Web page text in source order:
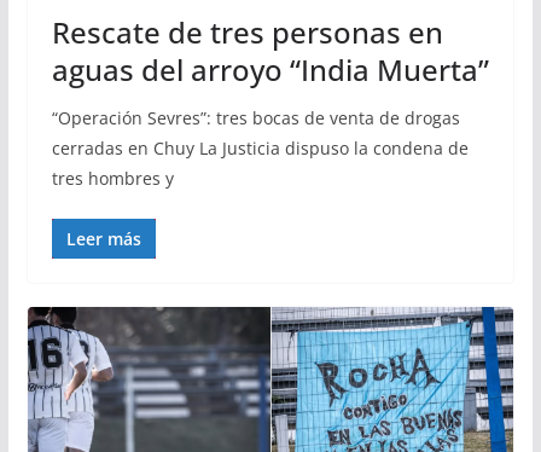
Rescate de tres personas en
aguas del arroyo “India Muerta”
“Operación Sevres”: tres bocas de venta de drogas
cerradas en Chuy La Justicia dispuso la condena de
tres hombres y
Leer más